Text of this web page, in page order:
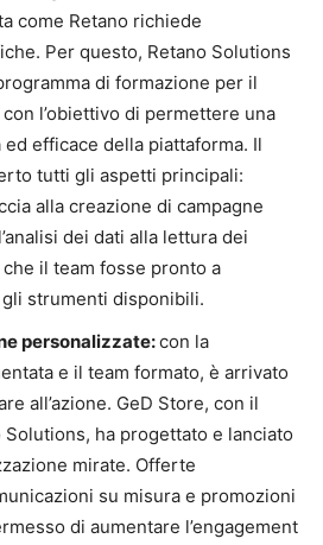
come Retano richiede
Per questo, Retano Solutions
di formazione per il
l’obiettivo di permettere una
efficace della piattaforma. Il
tutti gli aspetti principali:
alla creazione di campagne
dei dati alla lettura dei
il team fosse pronto a
strumenti disponibili.
personalizzate:con la
e il team formato, è arrivato
all’azione. GeD Store, con il
ha progettato e lanciato
mirate. Offerte
su misura e promozioni
di aumentare l’engagement